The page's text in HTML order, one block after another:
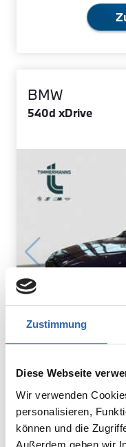
Zustimmung
Diese Webseite
Wir verwenden
personalisieren,
können und die
Außerdem geben wir
BMW
540d xDrive
Diesel
Euro 6